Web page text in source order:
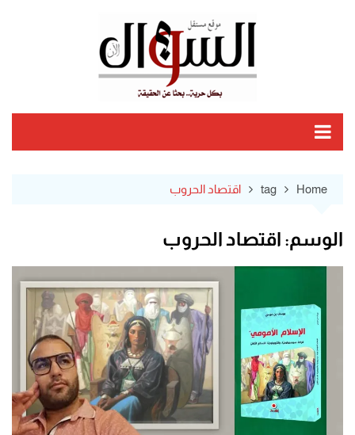
Home
tag اقتصاد الحروب
الوسم: اقتصاد الحروب